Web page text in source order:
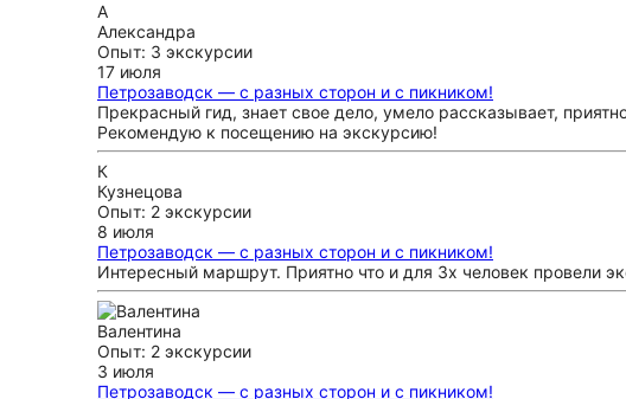
А
Александра
Опыт: 3 экскурсии
17 июля
Петрозаводск — с разных сторон и с пикником!
Прекрасный гид, знает свое дело, умело рассказывает,
Рекомендую к посещению на экскурсию!
К
Кузнецова
Опыт: 2 экскурсии
8 июля
Петрозаводск — с разных сторон и с пикником!
Интересный маршрут. Приятно что и для 3х человек провели
Валентина
Опыт: 2 экскурсии
3 июля
Петрозаводск — с разных сторон и с пикником!